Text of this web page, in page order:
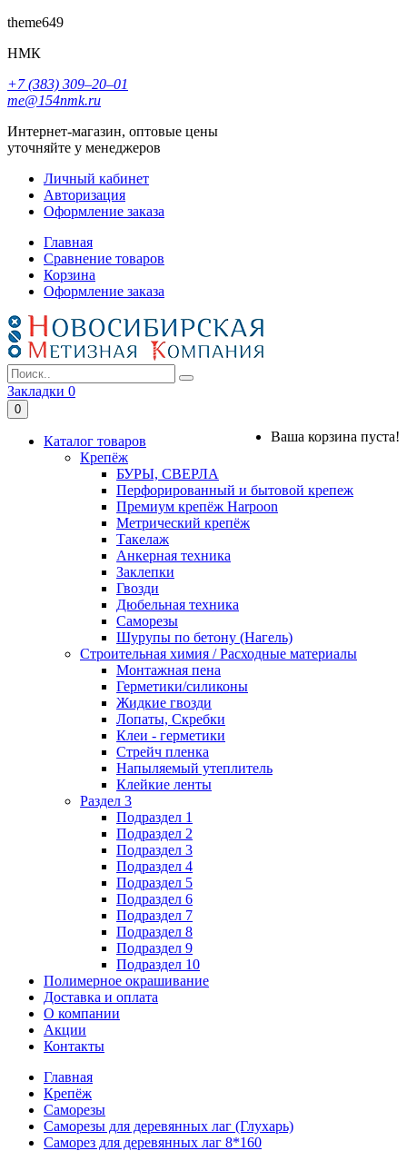
theme649
НМК
+7 (383) 309‒20‒01
me@154nmk.ru
Интернет-магазин, оптовые цены
уточняйте у менеджеров
Личный кабинет
Авторизация
Оформление заказа
Главная
Сравнение товаров
Корзина
Оформление заказа
Закладки 0
0
Ваша корзина пуста!
Каталог товаров
Крепёж
БУРЫ, СВЕРЛА
Перфорированный и бытовой крепеж
Премиум крепёж Harpoon
Метрический крепёж
Такелаж
Анкерная техника
Заклепки
Гвозди
Дюбельная техника
Саморезы
Шурупы по бетону (Нагель)
Строительная химия / Расходные материалы
Монтажная пена
Герметики/силиконы
Жидкие гвозди
Лопаты, Скребки
Клеи - герметики
Стрейч пленка
Напыляемый утеплитель
Клейкие ленты
Раздел 3
Подраздел 1
Подраздел 2
Подраздел 3
Подраздел 4
Подраздел 5
Подраздел 6
Подраздел 7
Подраздел 8
Подраздел 9
Подраздел 10
Полимерное окрашивание
Доставка и оплата
О компании
Акции
Контакты
Главная
Крепёж
Саморезы
Саморезы для деревянных лаг (Глухарь)
Саморез для деревянных лаг 8*160